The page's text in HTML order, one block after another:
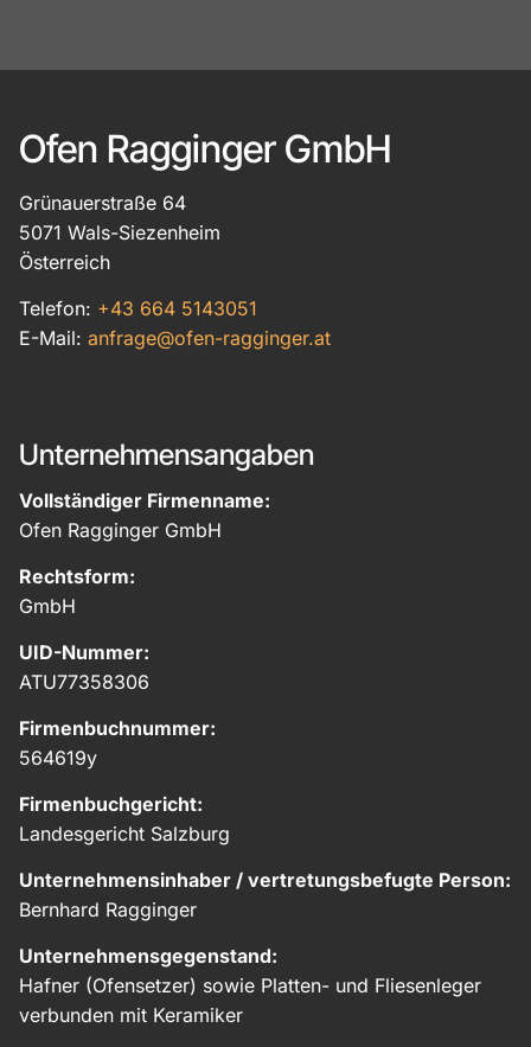
Ofen Ragginger GmbH
Grünauerstraße 64
5071 Wals-Siezenheim
Österreich
Telefon: +43 664 5143051
E-Mail: anfrage@ofen-ragginger.at
Unternehmensangaben
Vollständiger Firmenname:
Ofen Ragginger GmbH
Rechtsform:
GmbH
UID-Nummer:
ATU77358306
Firmenbuchnummer:
564619y
Firmenbuchgericht:
Landesgericht Salzburg
Unternehmensinhaber / vertretungsbefugte Person:
Bernhard Ragginger
Unternehmensgegenstand:
Hafner (Ofensetzer) sowie Platten- und Fliesenleger
verbunden mit Keramiker